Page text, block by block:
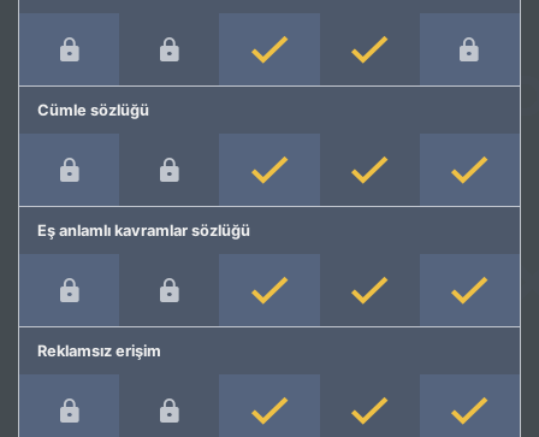
Cümle sözlüğü
Eş anlamlı kavramlar sözlüğü
Reklamsız erişim